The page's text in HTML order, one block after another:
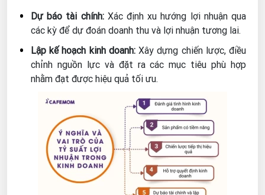
Dự báo tài chính:Xác định xu hướng lợi nhuận qua
các kỳ để dự đoán doanh thu và lợi nhuận tương lai.
Lập kế hoạch kinh doanh:Xây dựng chiến lược, điều
chỉnh nguồn lực và đặt ra các mục tiêu phù hợp
nhằm đạt được hiệu quả tối ưu.